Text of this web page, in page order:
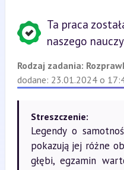
Ta praca
naszego
Rodzaj zadania:
dodane: 23.01.2024 o
Streszczenie:
Legendy o
pokazują jej różne
głębi, egzamin